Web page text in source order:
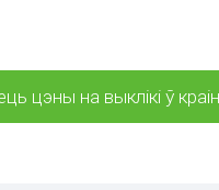
цэны на выклікі ў